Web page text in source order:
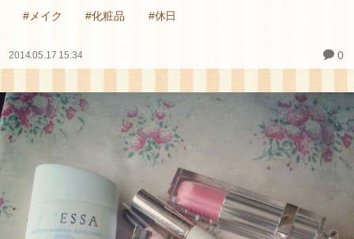
#メイク
#化粧品 #休日
2014.05.17 15:34 0